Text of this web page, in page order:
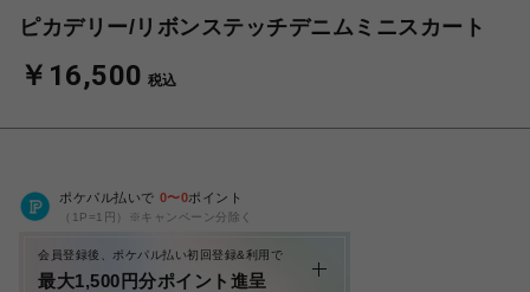
ピカデリー/リボンステッチデニムミニスカート
￥16,500 税込
ポケパル払いで 0〜0ポイント
（1P=1円）※キャンペーン分除く
会員登録後、ポケパル払い初回登録&利用で
最大1,500円分ポイント進呈